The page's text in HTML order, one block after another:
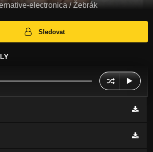
electronica / Žebrák
Sledovat